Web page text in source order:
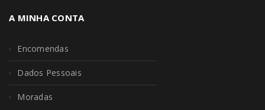
A MINHA CONTA
Encomendas
Dados Pessoais
Moradas